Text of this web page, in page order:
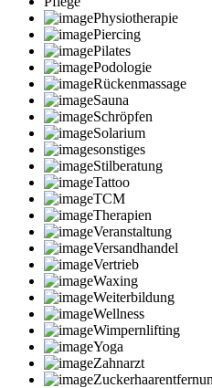
Physiotherapie
Piercing
Pilates
Podologie
Rückenmassage
Sauna
Schröpfen
Solarium
sonstiges
Stilberatung
Tattoo
TCM
Therapien
Veranstaltung
Versandhandel
Vertrieb
Waxing
Weiterbildung
Wellness
Wimpernlifting
Yoga
Zahnarzt